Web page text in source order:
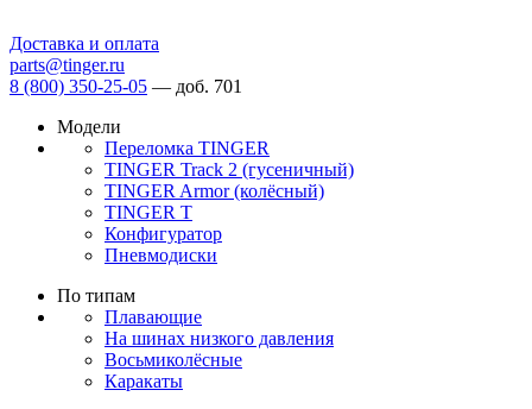
Доставка и оплата
parts@tinger.ru
8 (800) 350-25-05 — доб. 701
Модели
Переломка TINGER
TINGER Track 2 (гусеничный)
TINGER Armor (колёсный)
TINGER T
Конфигуратор
Пневмодиски
По типам
Плавающие
На шинах низкого давления
Восьмиколёсные
Каракаты